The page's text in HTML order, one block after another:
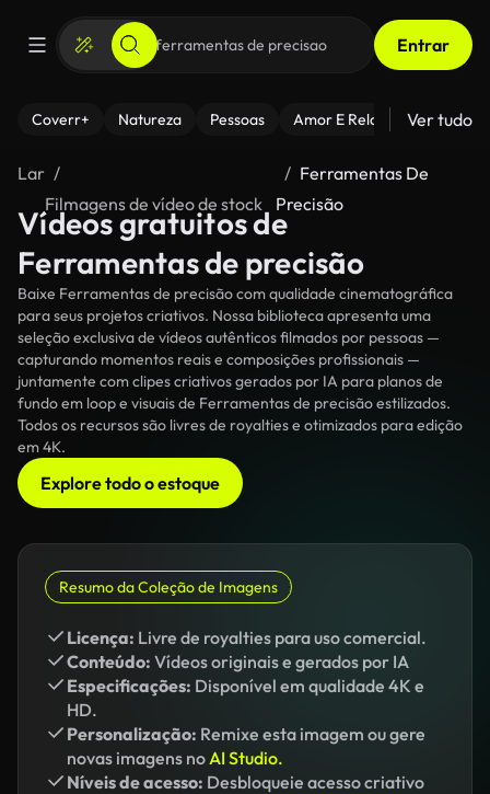
Entrar
Coverr+ Natureza Pessoas Amor E Relacionamentos
Ver tudo
Lar
Filmagens de vídeo de stock
Ferramentas De
Precisão
Vídeos gratuitos de
Ferramentas de precisão
Baixe Ferramentas de precisão com qualidade cinematográfica
para seus projetos criativos. Nossa biblioteca apresenta uma
seleção exclusiva de vídeos autênticos filmados por pessoas —
capturando momentos reais e composições profissionais —
juntamente com clipes criativos gerados por IA para planos de
fundo em loop e visuais de Ferramentas de precisão estilizados.
Todos os recursos são livres de royalties e otimizados para edição
em 4K.
Explore todo o estoque
Resumo da Coleção de Imagens
Licença: Livre de royalties para uso comercial.
Conteúdo: Vídeos originais e gerados por IA
Especificações: Disponível em qualidade 4K e
HD.
Personalização: Remixe esta imagem ou gere
novas imagens noAI Studio.
Níveis de acesso: Desbloqueie acesso criativo